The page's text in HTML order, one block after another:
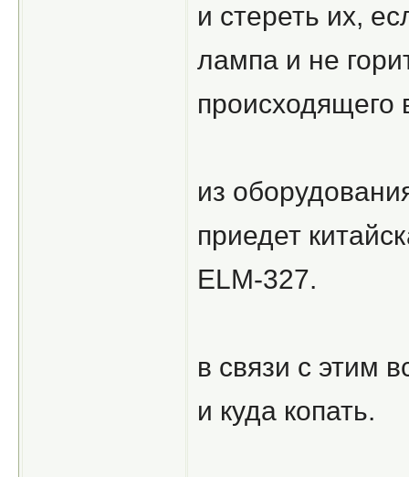
и стереть их,
лампа и не
происходящего
из
приедет
ELM-327.
в связи с этим
и куда копать.